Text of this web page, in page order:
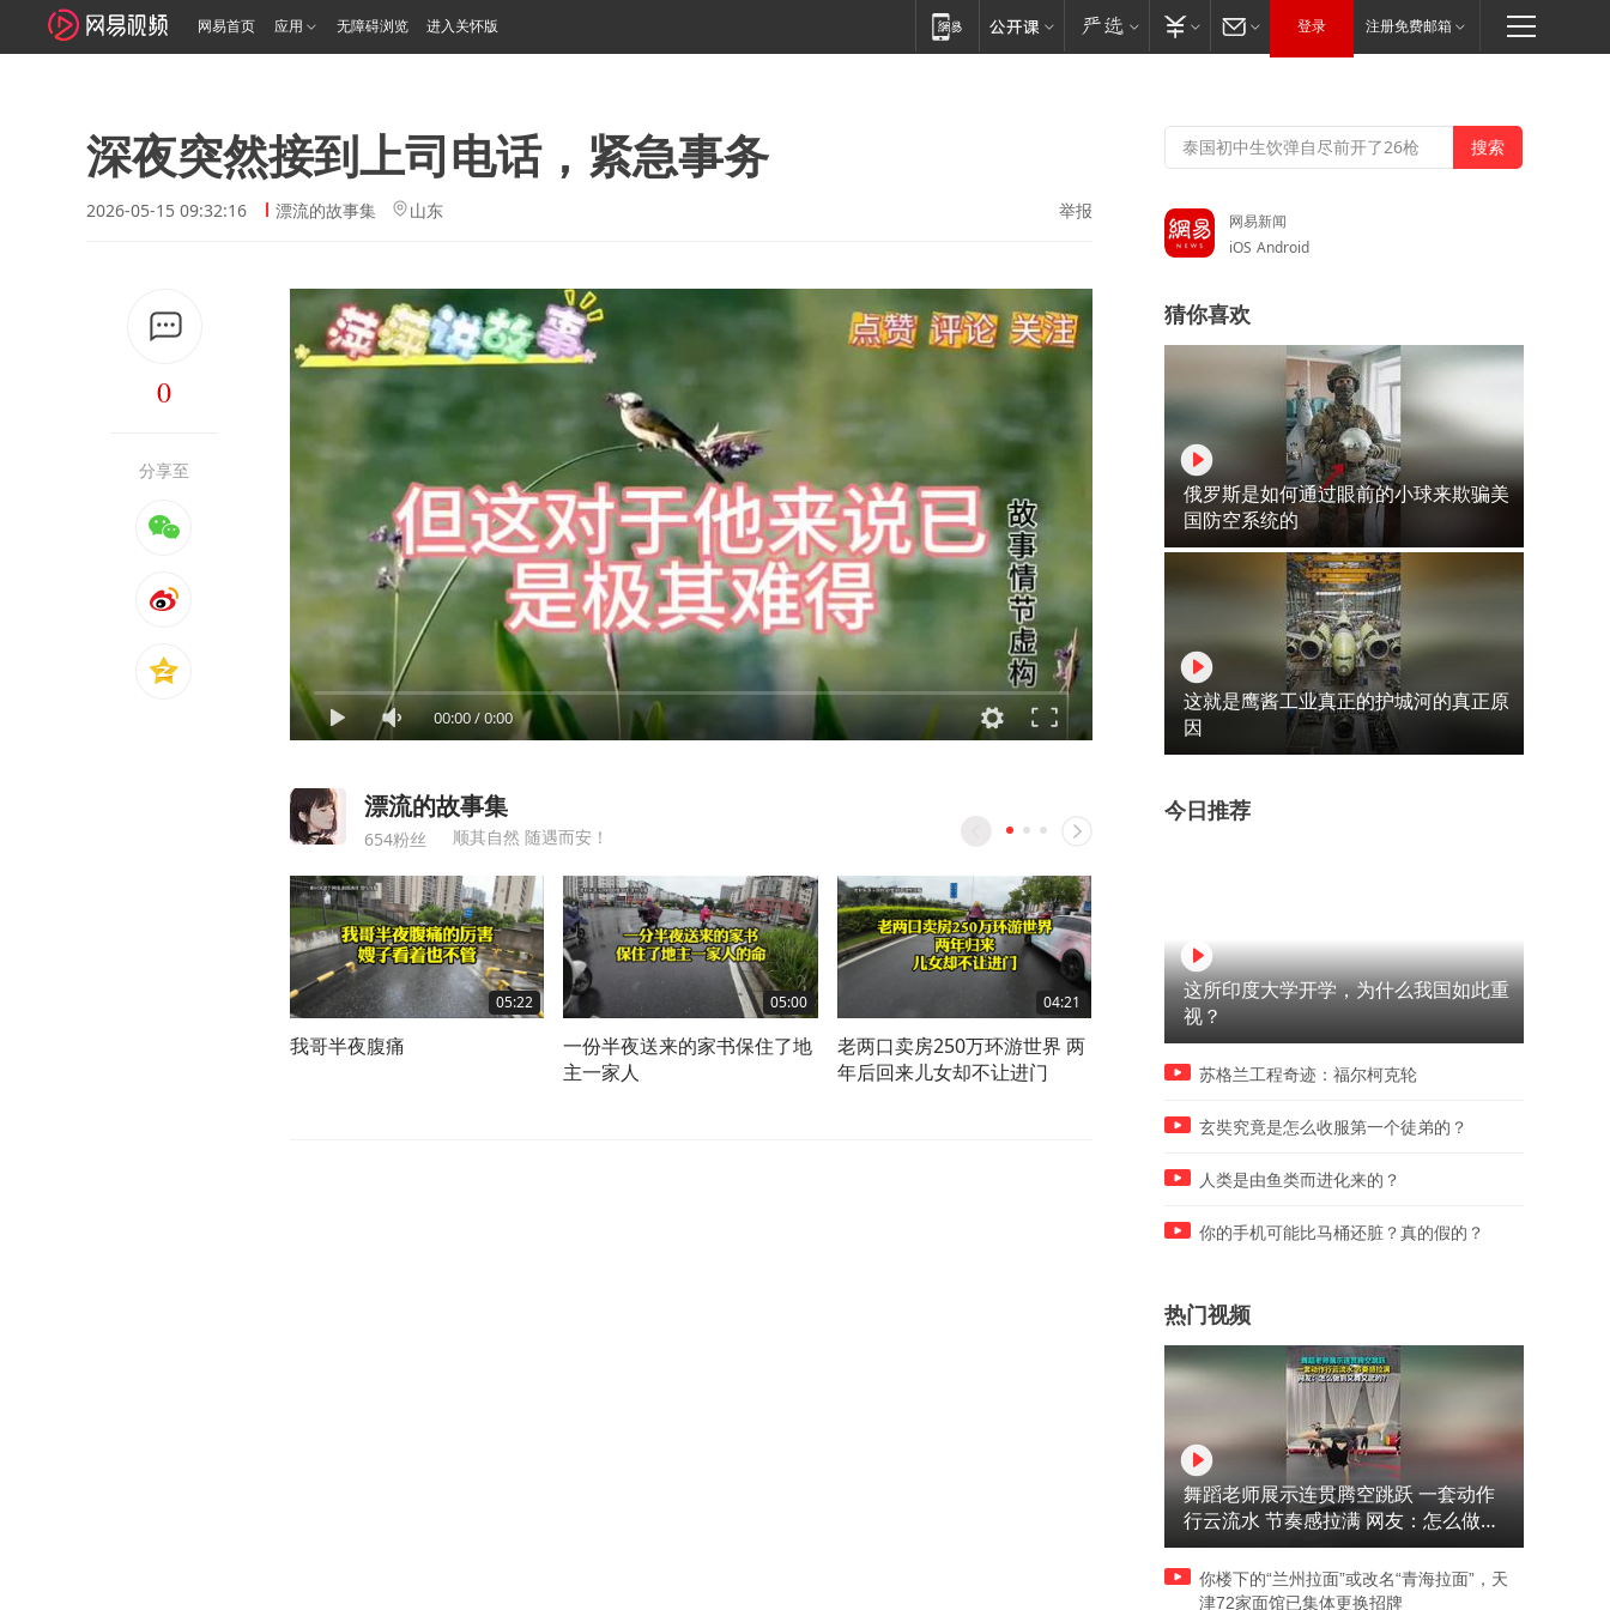
网易首页 应用 无障碍浏览 进入关怀版 登录 注册免费邮箱
深夜突然接到上司电话，紧急事务
2026-05-15 09:32:16 漂流的故事集 山东 举报
0
分享至
00:00/0:00
漂流的故事集
654粉丝 顺其自然 随遇而安！
05:22
我哥半夜腹痛
05:00
一份半夜送来的家书保住了地
主一家人
04:21
老两口卖房250万环游世界 两
年后回来儿女却不让进门
06:15
我给孙子外孙各10万 8年后才
懂 贫富从来和金钱无关
男子和妻子吵架出门打工 两
后回来懵了
网易新闻
iOS Android
猜你喜欢
俄罗斯是如何通过眼前的小球来欺骗美
国防空系统的
这就是鹰酱工业真正的护城河的真正原
因
今日推荐
这所印度大学开学，为什么我国如此重
视？
苏格兰工程奇迹：福尔柯克轮
玄奘究竟是怎么收服第一个徒弟的？
人类是由鱼类而进化来的？
你的手机可能比马桶还脏？真的假的？
热门视频
舞蹈老师展示连贯腾空跳跃 一套动作
行云流水 节奏感拉满 网友：怎么做到
又舞又武的？
你楼下的“兰州拉面”或改名“青海拉面”，天
津72家面馆已集体更换招牌